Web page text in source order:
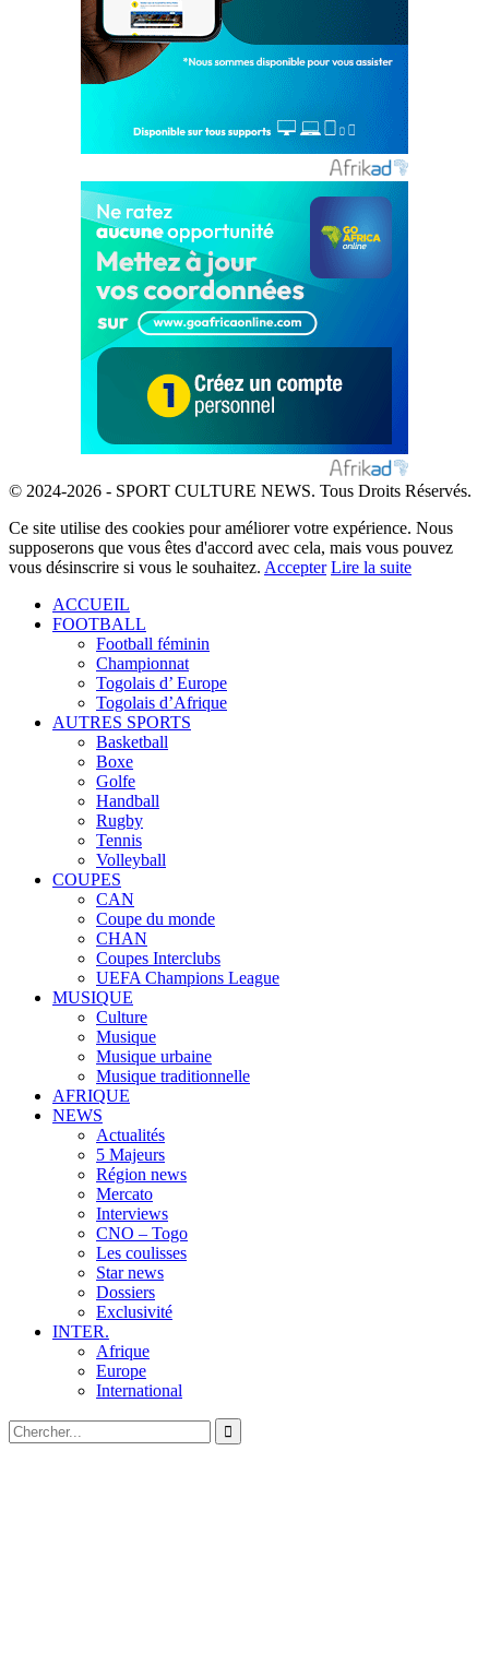
© 2024-2026 - SPORT CULTURE NEWS. Tous Droits Réservés.
Ce site utilise des cookies pour améliorer votre expérience. Nous
supposerons que vous êtes d'accord avec cela, mais vous pouvez
vous désinscrire si vous le souhaitez. Accepter Lire la suite
ACCUEIL
FOOTBALL
Football féminin
Championnat
Togolais d’ Europe
Togolais d’Afrique
AUTRES SPORTS
Basketball
Boxe
Golfe
Handball
Rugby
Tennis
Volleyball
COUPES
CAN
Coupe du monde
CHAN
Coupes Interclubs
UEFA Champions League
MUSIQUE
Culture
Musique
Musique urbaine
Musique traditionnelle
AFRIQUE
NEWS
Actualités
5 Majeurs
Région news
Mercato
Interviews
CNO – Togo
Les coulisses
Star news
Dossiers
Exclusivité
INTER.
Afrique
Europe
International